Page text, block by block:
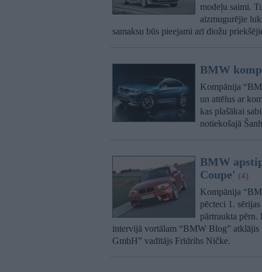
modeļu saimi.
aizmugurējie
samaksu būs pieejami arī diožu
BMW
Kompānija
un attēlus ar
kas plašākai
notiekošajā
BMW
Coupe' (4)
Kompānija
pēcteci 1.
pārtraukta pērn.
intervijā vortālam “BMW Blog”
GmbH” vadītājs Frīdrihs Ničke.